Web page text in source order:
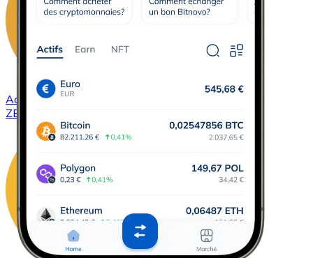
AcheterZCash
ZEC